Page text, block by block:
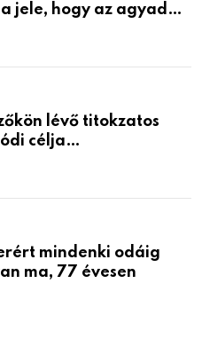
jele, hogy az agyad…
lévő titokzatos
célja…
mindenki odáig
ma, 77 évesen